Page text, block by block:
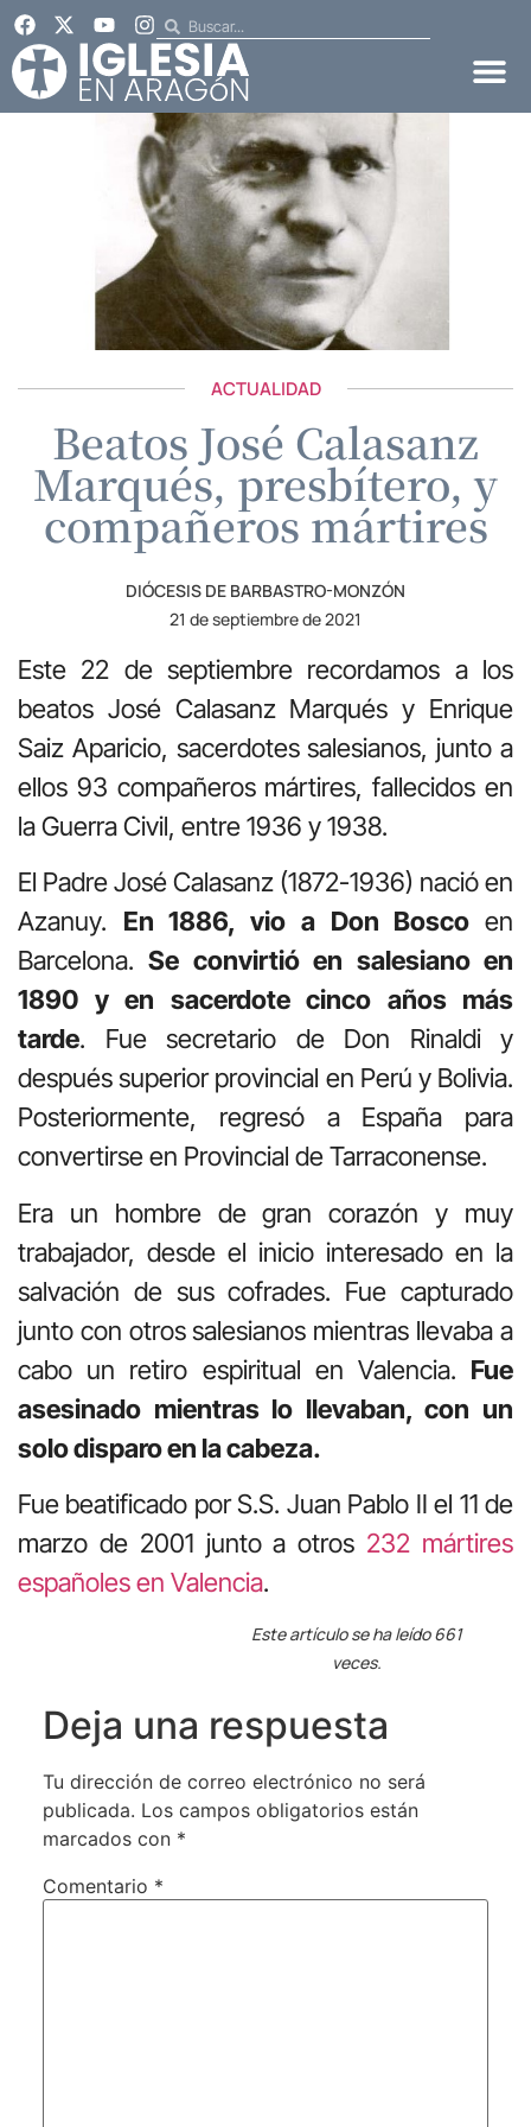
ACTUALIDAD
Beatos José Calasanz
Marqués, presbítero, y
compañeros mártires
DIÓCESIS DE BARBASTRO-MONZÓN
21 de septiembre de 2021
Este 22 de septiembre recordamos a los
beatos José Calasanz Marqués y Enrique
Saiz Aparicio, sacerdotes salesianos, junto a
ellos 93 compañeros mártires, fallecidos en
la Guerra Civil, entre 1936 y 1938.
El Padre José Calasanz (1872-1936) nació en
Azanuy. En 1886, vio a Don Boscoen
Barcelona.Se convirtió en salesiano en
1890 y en sacerdote cinco años más
tarde. Fue secretario de Don Rinaldi y
después superior provincial en Perú y Bolivia.
Posteriormente, regresó a España para
convertirse en Provincial de Tarraconense.
Era un hombre de gran corazón y muy
trabajador, desde el inicio interesado en la
salvación de sus cofrades. Fue capturado
junto con otros salesianos mientras llevaba a
cabo un retiro espiritual en Valencia. Fue
asesinado mientras lo llevaban, con un
solo disparo en la cabeza.
Fue beatificado por S.S. Juan Pablo II el 11 de
marzo de 2001 junto a otros 232 mártires
españoles en Valencia.
Este artículo se ha leído 661
veces.
Deja una respuesta
Tu dirección de correo electrónico no será
publicada. Los campos obligatorios están
marcados con *
Comentario *